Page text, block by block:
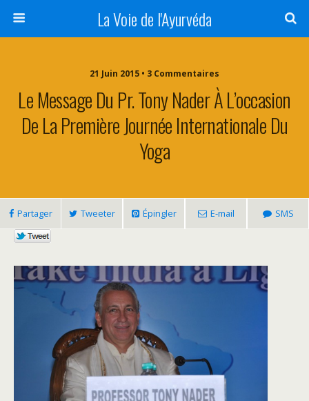
La Voie de l'Ayurvéda
21 Juin 2015 • 3 Commentaires
Le Message Du Pr. Tony Nader À L’occasion
De La Première Journée Internationale Du
Yoga
Partager Tweeter Épingler E-mail SMS